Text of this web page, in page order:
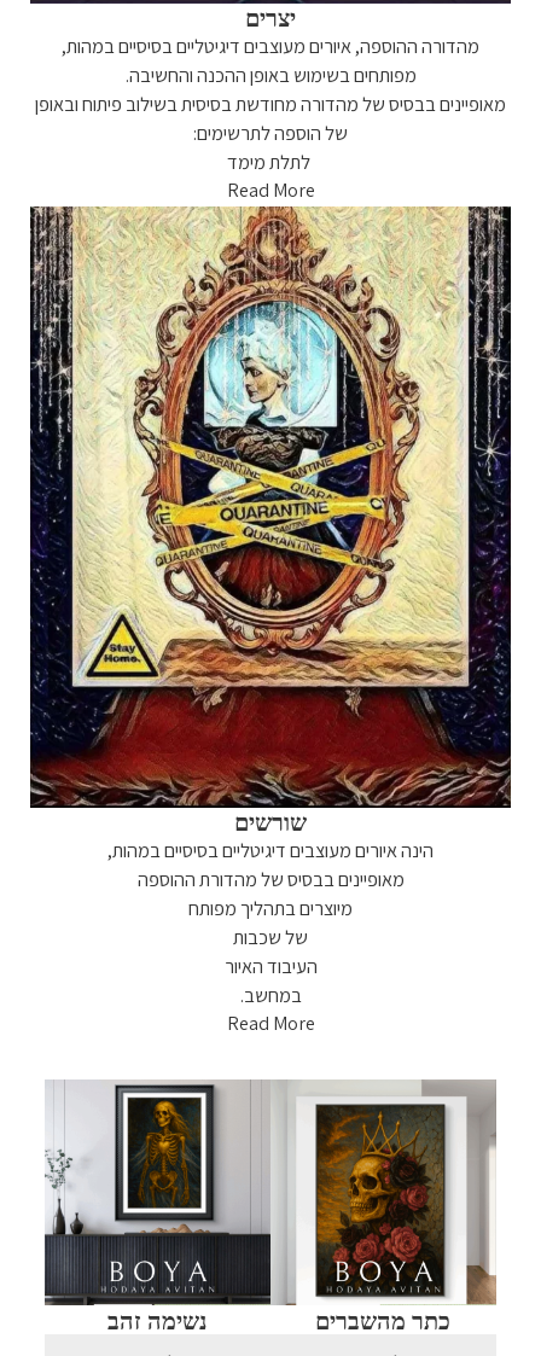
יצרים
מהדורה ההוספה, איורים מעוצבים דיגיטליים בסיסיים במהות,
מפותחים בשימוש באופן ההכנה והחשיבה.
מאופיינים בבסיס של מהדורה מחודשת בסיסית בשילוב פיתוח ובאופן
של הוספה לתרשימים:
לתלת מימד
Read More
שורשים
הינה איורים מעוצבים דיגיטליים בסיסיים במהות,
מאופיינים בבסיס של מהדורת ההוספה
מיוצרים בתהליך מפותח
של שכבות
העיבוד האיור
במחשב.
Read More
כתר מהשברים נשימה זהב